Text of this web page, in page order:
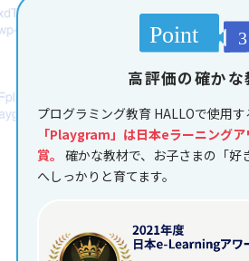
高評価の確かな
プログラミング教育 HALLOで使用す
「Playgram」は日本eラーニング
賞。 確かな教材で、お子さまの「好
へしっかりと育てます。